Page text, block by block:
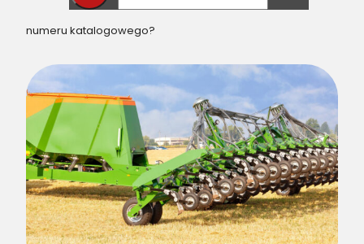
szukać części do maszyn rolniczych, gdy nie znamy
numeru katalogowego?